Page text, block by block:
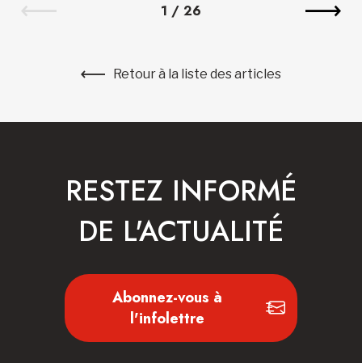
1 / 26
Retour à la liste des articles
RESTEZ INFORMÉ
DE L'ACTUALITÉ
Abonnez-vous à
l'infolettre